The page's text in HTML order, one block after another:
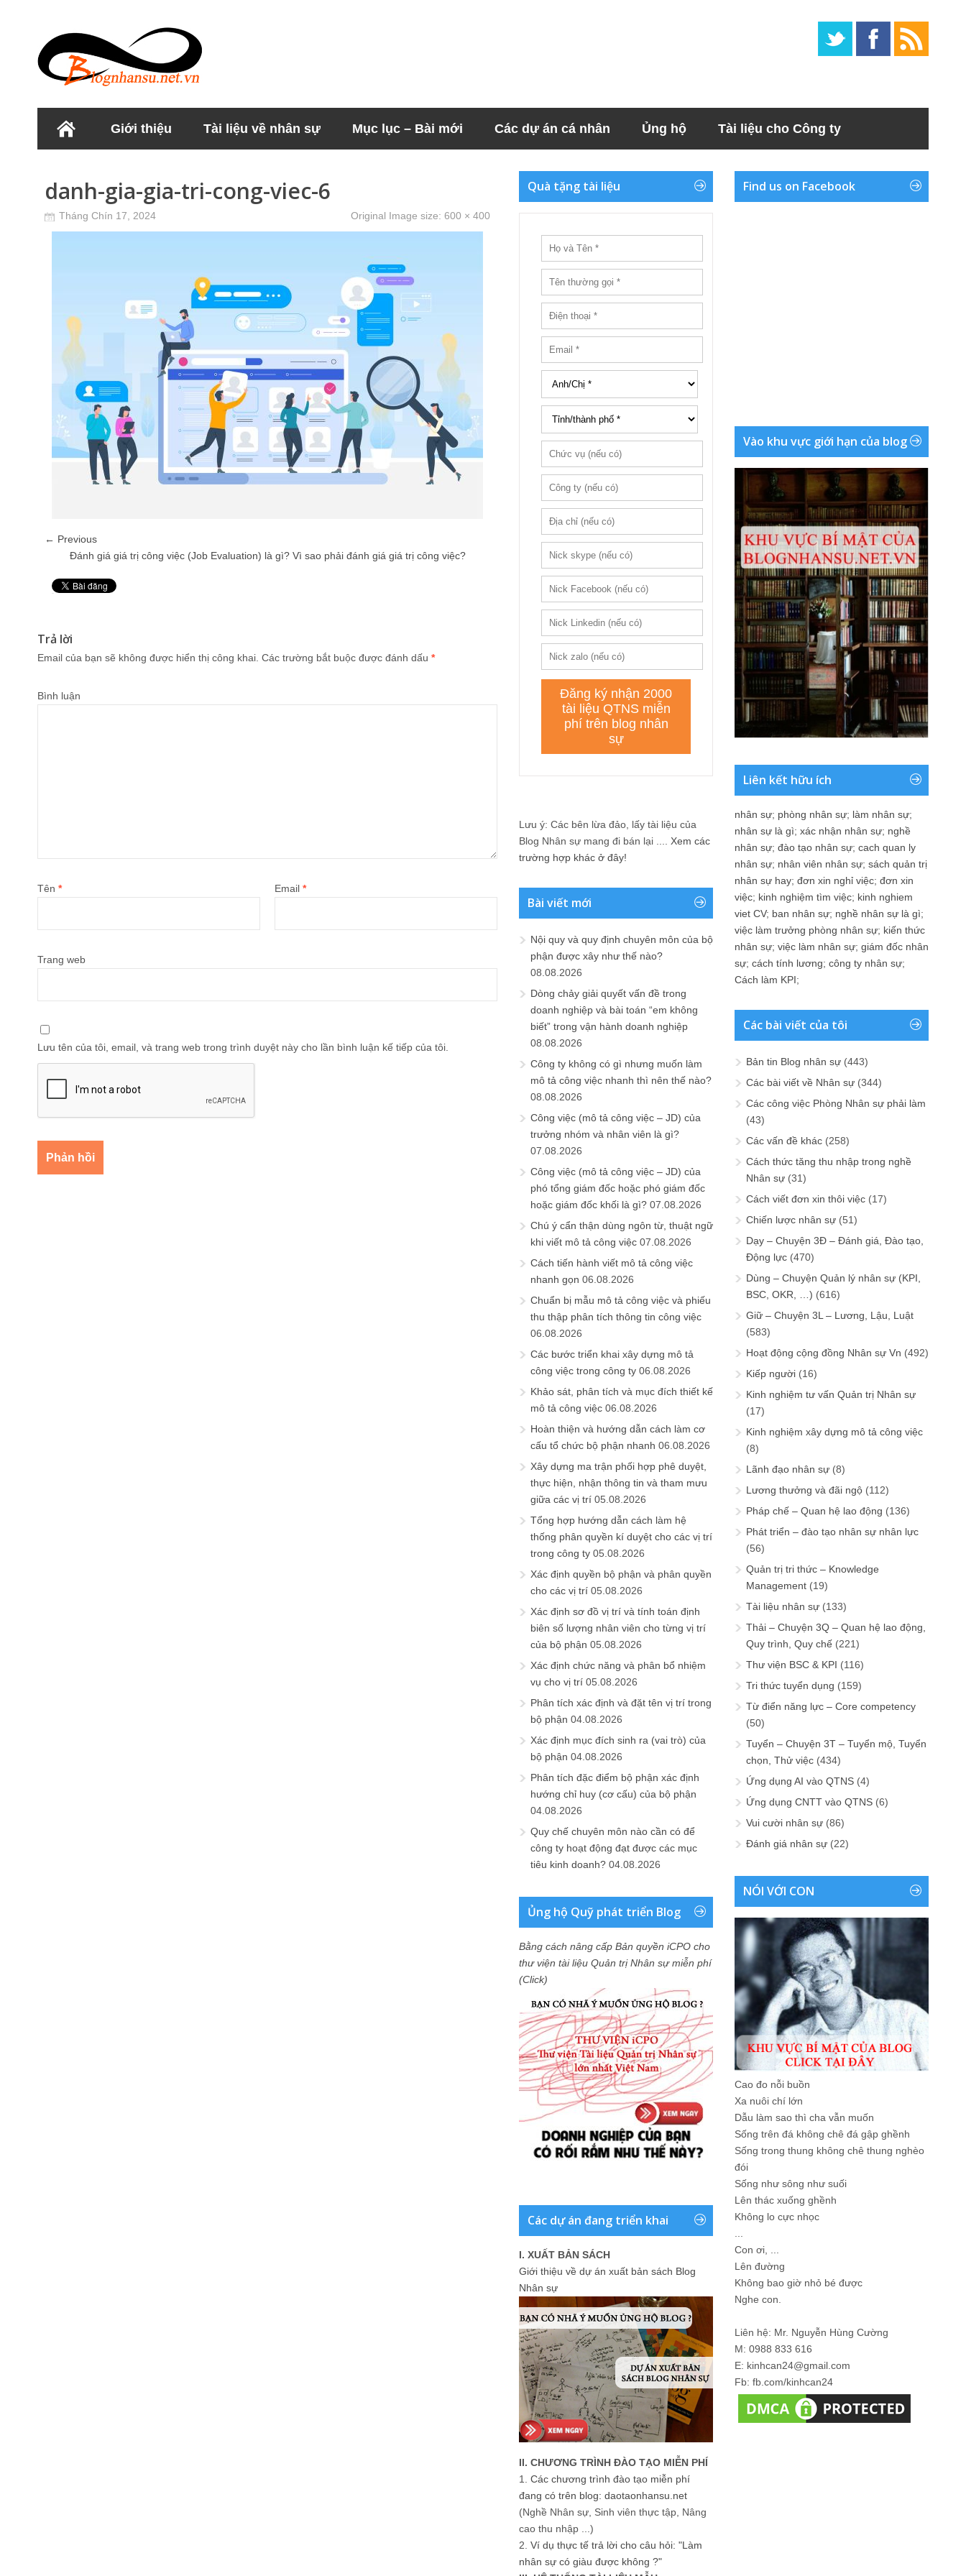
Giới thiệu Tài liệu về nhân sự Mục lục – Bài mới Các dự án cá nhân Ủng hộ Tài liệu cho Công ty
danh-gia-gia-tri-cong-viec-6
Tháng Chín 17, 2024 Original Image size: 600 × 400
← Previous
Đánh giá giá trị công việc (Job Evaluation) là gì? Vì sao phải đánh giá giá trị công việc?
Trả lời
Email của bạn sẽ không được hiển thị công khai. Các trường bắt buộc được đánh dấu *
Bình luận
Tên * Email *
Trang web
Lưu tên của tôi, email, và trang web trong trình duyệt này cho lần bình luận kế tiếp của tôi.
Quà tặng tài liệu
Lưu ý: Các bên lừa đảo, lấy tài liệu của
Blog Nhân sự mang đi bán lại .... Xem các
trường hợp khác ở đây!
Bài viết mới
Nội quy và quy định chuyên môn của bộ
phận được xây như thế nào?
08.08.2026
Dòng chảy giải quyết vấn đề trong
doanh nghiệp và bài toán “em không
biết” trong vận hành doanh nghiệp
08.08.2026
Công ty không có gì nhưng muốn làm
mô tả công việc nhanh thì nên thế nào?
08.08.2026
Công việc (mô tả công việc – JD) của
trưởng nhóm và nhân viên là gì?
07.08.2026
Công việc (mô tả công việc – JD) của
phó tổng giám đốc hoặc phó giám đốc
hoặc giám đốc khối là gì? 07.08.2026
Chú ý cẩn thận dùng ngôn từ, thuật ngữ
khi viết mô tả công việc 07.08.2026
Cách tiến hành viết mô tả công việc
nhanh gọn 06.08.2026
Chuẩn bị mẫu mô tả công việc và phiếu
thu thập phân tích thông tin công việc
06.08.2026
Các bước triển khai xây dựng mô tả
công việc trong công ty 06.08.2026
Khảo sát, phân tích và mục đích thiết kế
mô tả công việc 06.08.2026
Hoàn thiện và hướng dẫn cách làm cơ
cấu tổ chức bộ phận nhanh 06.08.2026
Xây dựng ma trận phối hợp phê duyệt,
thực hiện, nhận thông tin và tham mưu
giữa các vị trí 05.08.2026
Tổng hợp hướng dẫn cách làm hệ
thống phân quyền kí duyệt cho các vị trí
trong công ty 05.08.2026
Xác định quyền bộ phận và phân quyền
cho các vị trí 05.08.2026
Xác định sơ đồ vị trí và tính toán định
biên số lượng nhân viên cho từng vị trí
của bộ phận 05.08.2026
Xác định chức năng và phân bổ nhiệm
vụ cho vị trí 05.08.2026
Phân tích xác định và đặt tên vị trí trong
bộ phận 04.08.2026
Xác định mục đích sinh ra (vai trò) của
bộ phận 04.08.2026
Phân tích đặc điểm bộ phận xác định
hướng chỉ huy (cơ cấu) của bộ phận
04.08.2026
Quy chế chuyên môn nào cần có để
công ty hoạt động đạt được các mục
tiêu kinh doanh? 04.08.2026
Ủng hộ Quỹ phát triển Blog
Bằng cách nâng cấp Bản quyền iCPO cho
thư viện tài liệu Quản trị Nhân sự miễn phí
(Click)
Các dự án đang triển khai
I. XUẤT BẢN SÁCH
Giới thiệu về dự án xuất bản sách Blog
Nhân sự
II. CHƯƠNG TRÌNH ĐÀO TẠO MIỄN PHÍ
1. Các chương trình đào tạo miễn phí
đang có trên blog: daotaonhansu.net
(Nghề Nhân sự, Sinh viên thực tập, Nâng
cao thu nhập ...)
2. Ví dụ thực tế trả lời cho câu hỏi: "Làm
nhân sự có giàu được không ?"
Find us on Facebook
Vào khu vực giới hạn của blog
Liên kết hữu ích
nhân sự; phòng nhân sự; làm nhân sự;
nhân sự là gì; xác nhận nhân sự; nghề
nhân sự; đào tạo nhân sự; cach quan ly
nhân sự; nhân viên nhân sự; sách quản trị
nhân sự hay; đơn xin nghỉ việc; đơn xin
việc; kinh nghiệm tìm việc; kinh nghiem
viet CV; ban nhân sự; nghề nhân sự là gì;
việc làm trưởng phòng nhân sự; kiến thức
nhân sự; việc làm nhân sự; giám đốc nhân
sự; cách tính lương; công ty nhân sự;
Cách làm KPI;
Các bài viết của tôi
Bản tin Blog nhân sự (443)
Các bài viết về Nhân sự (344)
Các công việc Phòng Nhân sự phải làm
(43)
Các vấn đề khác (258)
Cách thức tăng thu nhập trong nghề
Nhân sự (31)
Cách viết đơn xin thôi việc (17)
Chiến lược nhân sự (51)
Dạy – Chuyện 3Đ – Đánh giá, Đào tạo,
Động lực (470)
Dùng – Chuyện Quản lý nhân sự (KPI,
BSC, OKR, …) (616)
Giữ – Chuyện 3L – Lương, Lậu, Luật
(583)
Hoạt động cộng đồng Nhân sự Vn (492)
Kiếp người (16)
Kinh nghiệm tư vấn Quản trị Nhân sự
(17)
Kinh nghiệm xây dựng mô tả công việc
(8)
Lãnh đạo nhân sự (8)
Lương thưởng và đãi ngộ (112)
Pháp chế – Quan hệ lao động (136)
Phát triển – đào tạo nhân sự nhân lực
(56)
Quản trị tri thức – Knowledge
Management (19)
Tài liệu nhân sự (133)
Thải – Chuyện 3Q – Quan hệ lao động,
Quy trình, Quy chế (221)
Thư viện BSC & KPI (116)
Tri thức tuyển dụng (159)
Từ điển năng lực – Core competency
(50)
Tuyển – Chuyện 3T – Tuyển mộ, Tuyển
chọn, Thử việc (434)
Ứng dụng AI vào QTNS (4)
Ứng dụng CNTT vào QTNS (6)
Vui cười nhân sự (86)
Đánh giá nhân sự (22)
NÓI VỚI CON
Cao đo nỗi buồn
Xa nuôi chí lớn
Dẫu làm sao thì cha vẫn muốn
Sống trên đá không chê đá gập ghềnh
Sống trong thung không chê thung nghèo
đói
Sống như sông như suối
Lên thác xuống ghềnh
Không lo cực nhọc
Con ơi, ...
Lên đường
Không bao giờ nhỏ bé được
Nghe con.
Liên hệ: Mr. Nguyễn Hùng Cường
M: 0988 833 616
E: kinhcan24@gmail.com
Fb: fb.com/kinhcan24